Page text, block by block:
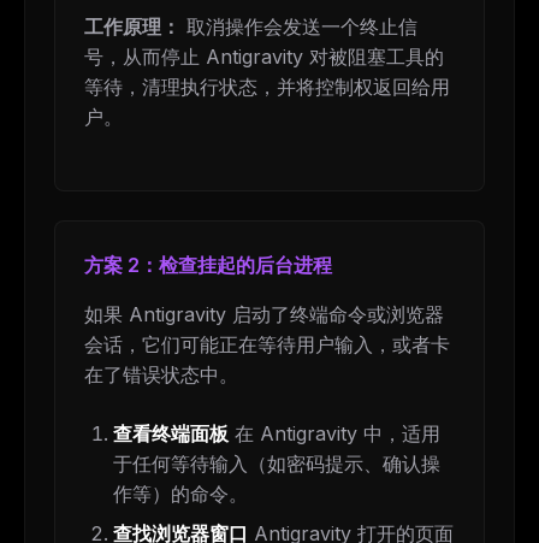
工作原理： 取消操作会发送一个终止信
号，从而停止 Antigravity 对被阻塞工具的
等待，清理执行状态，并将控制权返回给用
户。
方案 2：检查挂起的后台进程
如果 Antigravity 启动了终端命令或浏览器
会话，它们可能正在等待用户输入，或者卡
在了错误状态中。
查看终端面板 在 Antigravity 中，适用
于任何等待输入（如密码提示、确认操
作等）的命令。
查找浏览器窗口 Antigravity 打开的页面